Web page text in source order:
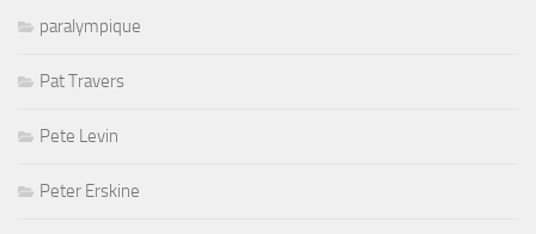
paralympique
Pat Travers
Pete Levin
Peter Erskine